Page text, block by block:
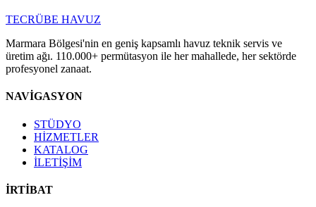
TECRÜBE HAVUZ
Marmara Bölgesi'nin en geniş kapsamlı havuz teknik servis ve
üretim ağı. 110.000+ permütasyon ile her mahallede, her sektörde
profesyonel zanaat.
NAVİGASYON
STÜDYO
HİZMETLER
KATALOG
İLETİŞİM
İRTİBAT